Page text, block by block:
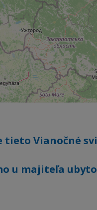
tieto Vianočné
u majiteľa